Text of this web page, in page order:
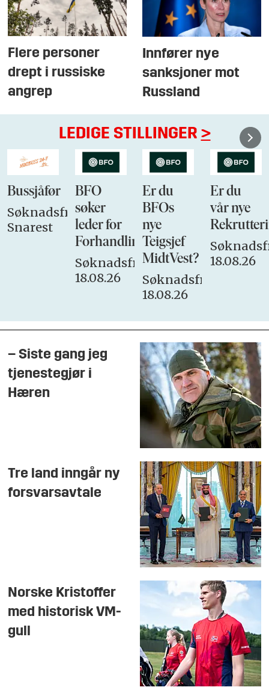
Flere personer
drept i russiske
angrep
Innfører nye
sanksjoner mot
Russland
LEDIGE STILLINGER >
Bussjåfør
Søknadsfrist:
Snarest
BFO
søker
leder for
Forhandlingsutvalget
Søknadsfrist:
18.08.26
Er du
BFOs
nye
Teigsjef
MidtVest?
Søknadsfrist:
18.08.26
Er du
vår nye
18.08.26
– Siste gang jeg
tjenestegjør i
Hæren
Tre land inngår ny
forsvarsavtale
Norske Kristoffer
med historisk VM-
gull